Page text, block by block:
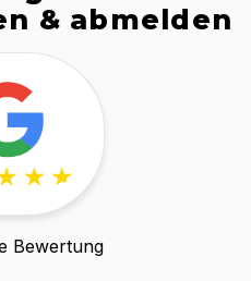
& abmelden
Bewertung